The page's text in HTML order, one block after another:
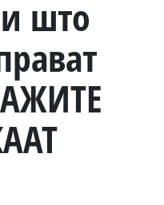
што